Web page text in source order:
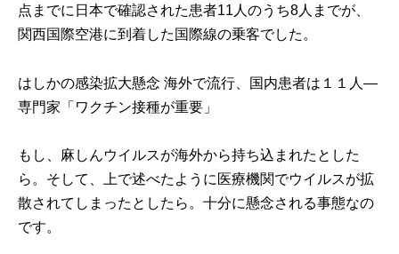
点までに日本で確認された患者11人のうち8人までが、
関西国際空港に到着した国際線の乗客でした。
はしかの感染拡大懸念 海外で流行、国内患者は１１人―
専門家「ワクチン接種が重要」
もし、麻しんウイルスが海外から持ち込まれたとした
ら。そして、上で述べたように医療機関でウイルスが拡
散されてしまったとしたら。十分に懸念される事態なの
です。